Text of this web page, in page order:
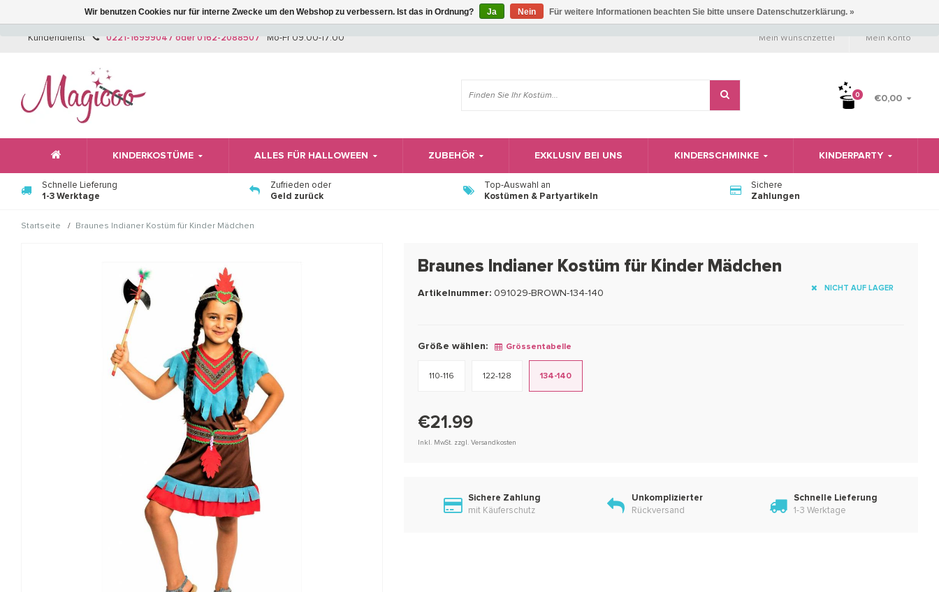
Wir haben Betriebsferien, daher können Sie derzeit nicht bestellen.
Kundendienst 0221-16999047 oder 0162-2088507 Mo-Fr 09:00-17:00 Mein Wunschzettel Mein Konto
0 €0,00
KINDERKOSTÜME ALLES FÜR HALLOWEEN ZUBEHÖR EXKLUSIV BEI UNS KINDERSCHMINKE KINDERPARTY
Schnelle Lieferung
1-3 Werktage
Zufrieden oder
Geld zurück
Top-Auswahl an
Kostümen & Partyartikeln
Sichere
Zahlungen
Startseite / Braunes Indianer Kostüm für Kinder Mädchen
Braunes Indianer Kostüm für Kinder Mädchen
Artikelnummer:091029-BROWN-134-140
NICHT AUF LAGER
Größe wählen: Grössentabelle
110-116 122-128 134-140
€21.99
Inkl. MwSt. zzgl. Versandkosten
Sichere Zahlung
mit Käuferschutz
Unkomplizierter
Rückversand
Schnelle Lieferung
1-3 Werktage
Wir benutzen Cookies nur für interne Zwecke um den Webshop zu verbessern. Ist das in Ordnung? Ja Nein Für weitere Informationen beachten Sie bitte unsere Datenschutzerklärung. »